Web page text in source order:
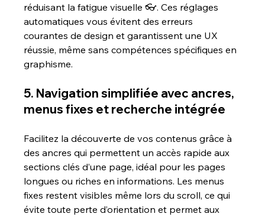
réduisant la fatigue visuelle 👓. Ces réglages
automatiques vous évitent des erreurs
courantes de design et garantissent une UX
réussie, même sans compétences spécifiques en
graphisme.
5. Navigation simplifiée avec ancres,
menus fixes et recherche intégrée
Facilitez la découverte de vos contenus grâce à
des ancres qui permettent un accès rapide aux
sections clés d’une page, idéal pour les pages
longues ou riches en informations. Les menus
fixes restent visibles même lors du scroll, ce qui
évite toute perte d’orientation et permet aux